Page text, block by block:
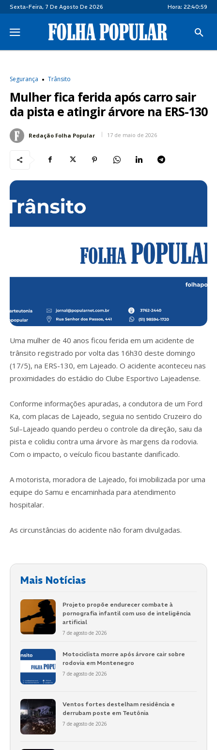
Sexta-Feira, 7 De Agosto De 2026 Hora: 22:40:59
Segurança Trânsito
Mulher fica ferida após carro sair
da pista e atingir árvore na ERS-130
Redação Folha Popular 17 de maio de 2026
Uma mulher de 40 anos ficou ferida em um acidente de
trânsito registrado por volta das 16h30 deste domingo
(17/5), na ERS-130, em Lajeado. O acidente aconteceu nas
proximidades do estádio do Clube Esportivo Lajeadense.
Conforme informações apuradas, a condutora de um Ford
Ka, com placas de Lajeado, seguia no sentido Cruzeiro do
Sul–Lajeado quando perdeu o controle da direção, saiu da
pista e colidiu contra uma árvore às margens da rodovia.
Com o impacto, o veículo ficou bastante danificado.
A motorista, moradora de Lajeado, foi imobilizada por uma
equipe do Samu e encaminhada para atendimento
hospitalar.
As circunstâncias do acidente não foram divulgadas.
Mais Notícias
Projeto propõe endurecer combate à
pornografia infantil com uso de inteligência
artificial
7 de agosto de 2026
Motociclista morre após árvore cair sobre
rodovia em Montenegro
7 de agosto de 2026
Ventos fortes destelham residência e
derrubam poste em Teutônia
7 de agosto de 2026